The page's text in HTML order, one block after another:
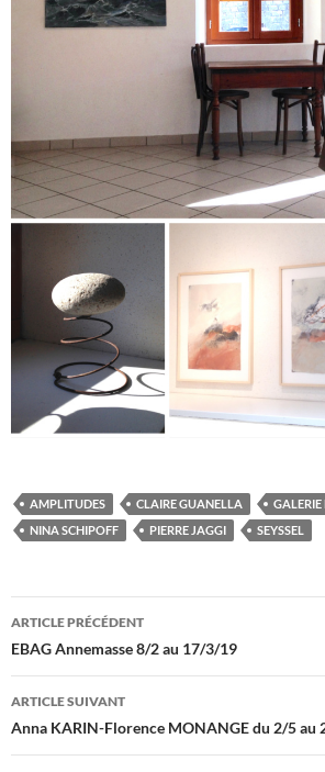
AMPLITUDES CLAIRE GUANELLA
GALERIE
NINA SCHIPOFF
PIERRE JAGGI SEYSSEL
Navigation
des
articles
ARTICLE PRÉCÉDENT
EBAG Annemasse 8/2 au 17/3/19
ARTICLE SUIVANT
Anna KARIN-Florence MONANGE du 2/5 au